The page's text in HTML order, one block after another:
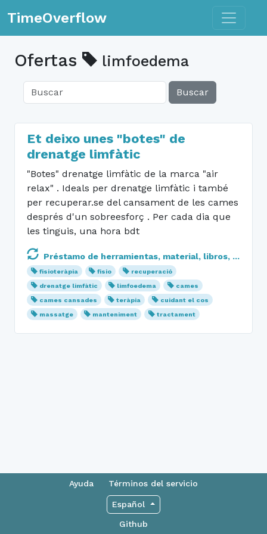
TimeOverflow Toggle
Ofertas limfoedema
Buscar
Et deixo unes "botes" de
drenatge limfàtic
"Botes" drenatge limfàtic de la marca "air
relax" . Ideals per drenatge limfàtic i també
per recuperar.se del cansament de les cames
després d'un sobreesforç . Per cada dia que
les tinguis, una hora bdt
Préstamo de herramientas, material, libros, ...
fisioteràpia fisio
recuperació
drenatge limfàtic
limfoedema
cames
cames cansades
teràpia
cuidant el cos
massatge
manteniment tractament
Ayuda Términos del servicio
Español
Github